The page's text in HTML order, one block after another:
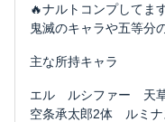
🔥ナルトコンプしてま
鬼滅のキャラや五等分
主な所持キャラ
エル ルシファー 天
空条承太郎2体 ルミ